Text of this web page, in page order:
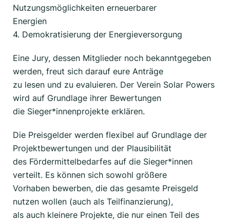
Nutzungsmöglichkeiten erneuerbarer
Energien
4. Demokratisierung der Energieversorgung
Eine Jury, dessen Mitglieder noch bekanntgegeben
werden, freut sich darauf eure Anträge
zu lesen und zu evaluieren. Der Verein Solar Powers
wird auf Grundlage ihrer Bewertungen
die Sieger*innenprojekte erklären.
Die Preisgelder werden flexibel auf Grundlage der
Projektbewertungen und der Plausibilität
des Fördermittelbedarfes auf die Sieger*innen
verteilt. Es können sich sowohl größere
Vorhaben bewerben, die das gesamte Preisgeld
nutzen wollen (auch als Teilfinanzierung),
als auch kleinere Projekte, die nur einen Teil des